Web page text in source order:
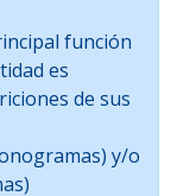
función
es
de sus
y/o